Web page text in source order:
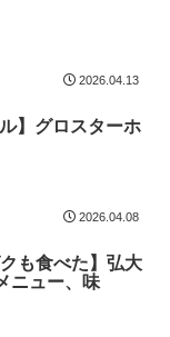
2026.04.13
】グロスターホ
2026.04.08
も食べた】弘大
ニュー、味